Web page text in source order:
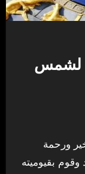
توقعات الأبراج لسنة 2015 لشمس
ورحمة
بقيوميته